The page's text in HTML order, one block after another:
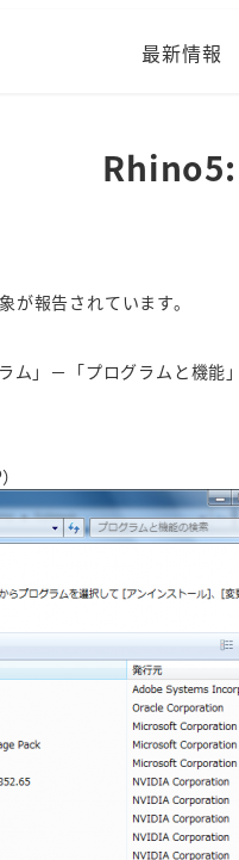
最新情報
Rhino5:
報告されています。
」－「プログラムと機能